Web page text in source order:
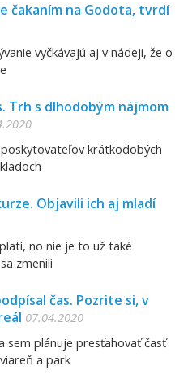
čakaním na Godota, tvrdí
vyčkávajú aj v nádeji, že o
Trh s dlhodobým nájmom
krátkodobých
Objavili ich aj mladí
no nie je to už také
zmenili
čas. Pozrite si, v
07.04.2020
sem plánuje presťahovať časť
a park